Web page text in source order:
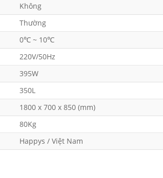
Không
Thường
0℃ ~ 10℃
220V/50Hz
395W
350L
1800 x 700 x 850 (mm)
80Kg
Happys / Việt Nam